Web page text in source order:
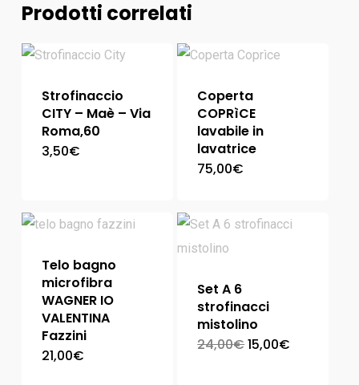
Prodotti correlati
Strofinaccio
CITY – Maè – Via
Roma,60
3,50€
Coperta
COPRìCE
lavabile in
lavatrice
75,00€
Telo bagno
microfibra
WAGNER IO
VALENTINA
Fazzini
21,00€
Set A 6
strofinacci
mistolino
24,00€15,00€